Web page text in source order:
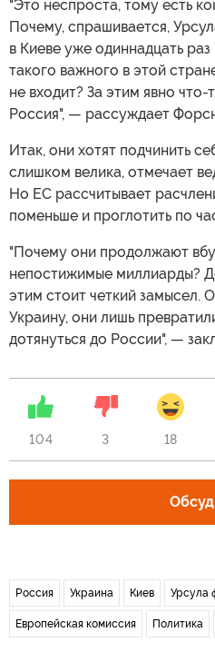
"Это неспроста, тому есть
Почему, спрашивается,
в Киеве уже одиннадцать раз
такого важного в этой
не входит? За этим явно что-
Россия", — рассуждает
Итак, они хотят подчинить
слишком велика, отмечает
Но ЕС рассчитывает
поменьше и проглотить по
"Почему они продолжают
непостижимые миллиарды?
этим стоит четкий замысел.
Украину, они лишь
дотянуться до России", —
104 3 18
Россия Украина Киев Урсула
Европейская комиссия Политика